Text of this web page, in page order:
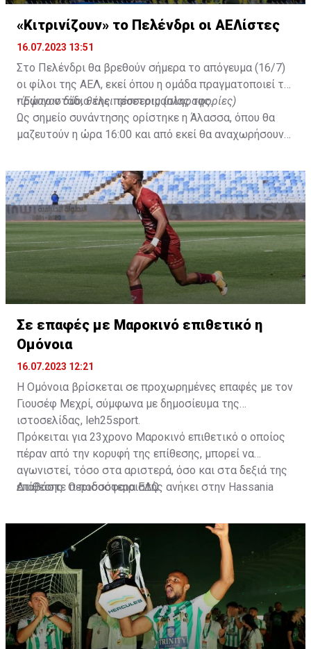
«Κιτρινίζουν» το Πελένδρι οι ΑΕΛίστες
16.07.2023 13:51
Στο Πελένδρι θα βρεθούν σήμερα το απόγευμα (16/7)
οι φίλοι της ΑΕΛ, εκεί όπου η ομάδα πραγματοποιεί το
πρώτο στάδιο της προετοιμασίας της.
•Έφυγαν δύο, θέλει τέσσερις (πληροφορίες)
Ως σημείο συνάντησης ορίστηκε η Άλασσα, όπου θα
μαζευτούν η ώρα 16:00 και από εκεί θα αναχωρήσουν
της ομάδας.
Σε επαφές με Μαροκινό επιθετικό η
Ομόνοια
16.07.2023 12:21
Η Ομόνοια βρίσκεται σε προχωρημένες επαφές με τον
Γιουσέφ Μεχρί, σύμφωνα με δημοσίευμα της
ιστοσελίδας, leh25sport.
Πρόκειται για 23χρονο Μαροκινό επιθετικό ο οποίος
πέραν από την κορυφή της επίθεσης, μπορεί να
αγωνιστεί, τόσο στα αριστερά, όσο και στα δεξιά της
επίθεσης. Ο ποδοσφαιριστής ανήκει στην Hassania
Διαβάστε περισσότεραΕΔΩ.